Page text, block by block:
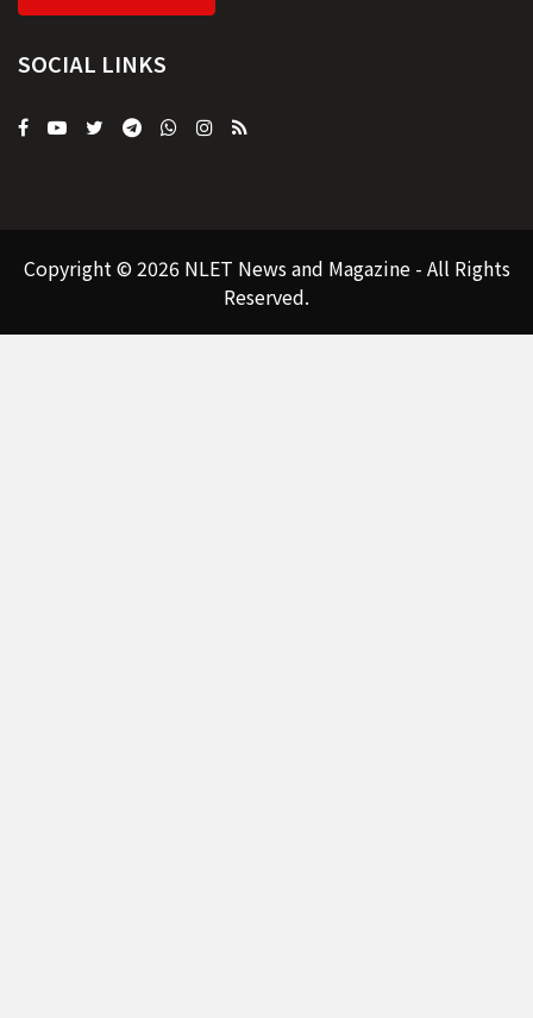
SOCIAL LINKS
Copyright © 2026 NLET News and Magazine - All Rights
Reserved.